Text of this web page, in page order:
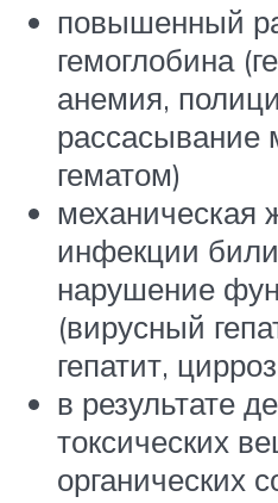
повышенный
гемоглобина
анемия,
рассасывание
гематом)
механическая
инфекции
нарушение
(вирусный
гепатит,
в результате
токсических
органических